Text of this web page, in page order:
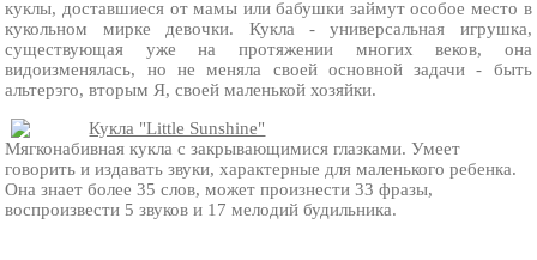
куклы, доставшиеся от мамы или бабушки займут особое место в
кукольном мирке девочки. Кукла - универсальная игрушка,
существующая уже на протяжении многих веков, она
видоизменялась, но не меняла своей основной задачи - быть
альтерэго, вторым Я, своей маленькой хозяйки.
Кукла "Little Sunshine"
Мягконабивная кукла с закрывающимися глазками. Умеет
говорить и издавать звуки, характерные для маленького ребенка.
Она знает более 35 слов, может произнести 33 фразы,
воспроизвести 5 звуков и 17 мелодий будильника.